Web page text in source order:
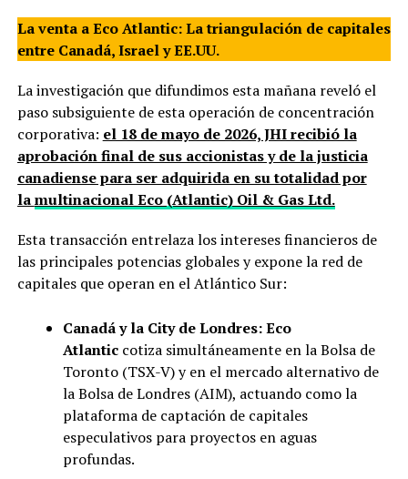
La venta a Eco Atlantic: La triangulación de capitales
entre Canadá, Israel y EE.UU.
La investigación que difundimos esta mañana reveló el
paso subsiguiente de esta operación de concentración
corporativa: el 18 de mayo de 2026, JHI recibió la
aprobación final de sus accionistas y de la justicia
canadiense para ser adquirida en su totalidad por
lamultinacional Eco (Atlantic) Oil & Gas Ltd.
Esta transacción entrelaza los intereses financieros de
las principales potencias globales y expone la red de
capitales que operan en el Atlántico Sur:
Canadá y la City de Londres:Eco
Atlanticcotiza simultáneamente en la Bolsa de
Toronto (TSX-V) y en el mercado alternativo de
la Bolsa de Londres (AIM), actuando como la
plataforma de captación de capitales
especulativos para proyectos en aguas
profundas.